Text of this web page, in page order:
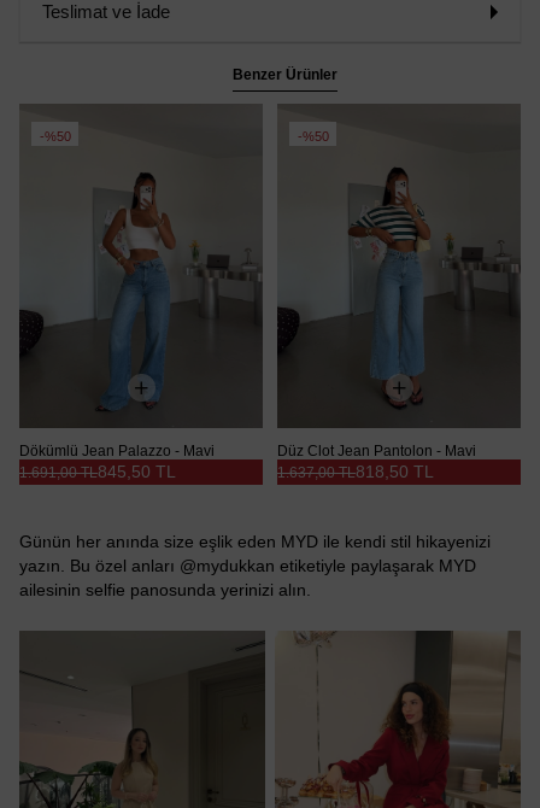
Teslimat ve İade
Benzer Ürünler
%50
Dökümlü Jean Palazzo - Mavi
845,50 TL
1.691,00 TL
%50
Düz Clot Jean Pantolon - Mavi
818,50 TL
1.637,00 TL
Günün her anında size eşlik eden MYD ile kendi stil hikayenizi
yazın. Bu özel anları @mydukkan etiketiyle paylaşarak MYD
ailesinin selfie panosunda yerinizi alın.